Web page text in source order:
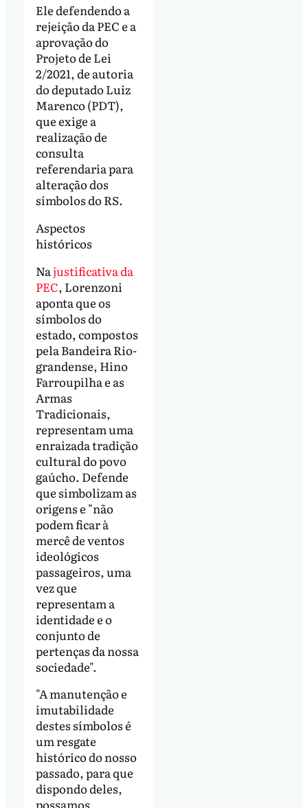
Ele defendendo a
rejeição da PEC e a
aprovação do
Projeto de Lei
2/2021, de autoria
do deputado Luiz
Marenco (PDT),
que exige a
realização de
consulta
referendaria para
alteração dos
símbolos do RS.
Aspectos
históricos
Najustificativa da
PEC, Lorenzoni
aponta que os
símbolos do
estado, compostos
pela Bandeira Rio-
grandense, Hino
Farroupilha e as
Armas
Tradicionais,
representam uma
enraizada tradição
cultural do povo
gaúcho. Defende
que simbolizam as
origens e "não
podem ficar à
mercê de ventos
ideológicos
passageiros, uma
vez que
representam a
identidade e o
conjunto de
pertenças da nossa
sociedade".
"A manutenção e
imutabilidade
destes símbolos é
um resgate
histórico do nosso
passado, para que
dispondo deles,
possamos